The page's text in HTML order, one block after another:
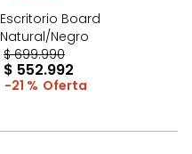
Escritorio Board
Natural/Negro
$ 699.990
$ 552.992
21 %